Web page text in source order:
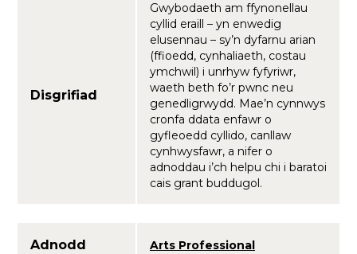
Disgrifiad
Gwybodaeth am ffynonellau
cyllid eraill – yn enwedig
elusennau – sy’n dyfarnu arian
(ffioedd, cynhaliaeth, costau
ymchwil) i unrhyw fyfyriwr,
waeth beth fo’r pwnc neu
genedligrwydd. Mae’n cynnwys
cronfa ddata enfawr o
gyfleoedd cyllido, canllaw
cynhwysfawr, a nifer o
adnoddau i’ch helpu chi i baratoi
cais grant buddugol.
Adnodd Arts Professional